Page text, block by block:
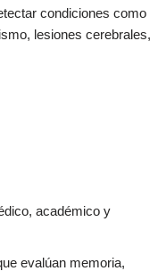
condiciones como
lesiones cerebrales,
académico y
evalúan memoria,